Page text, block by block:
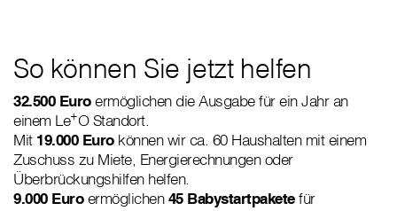
So können Sie jetzt helfen
32.500 Euroermöglichen die Ausgabe für ein Jahr an
einem Le+O Standort.
Mit 19.000 Eurokönnen wir ca. 60 Haushalten mit einem
Zuschuss zu Miete, Energierechnungen oder
Überbrückungshilfen helfen.
9.000 Euroermöglichen45 Babystartpaketefür